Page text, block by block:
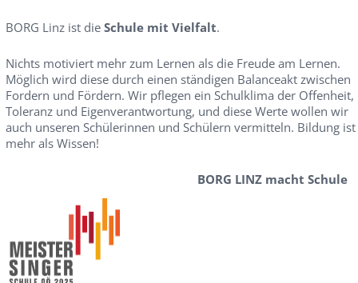
BORG Linz ist die Schule mit Vielfalt.
Nichts motiviert mehr zum Lernen als die Freude am Lernen.
Möglich wird diese durch einen ständigen Balanceakt zwischen
Fordern und Fördern. Wir pflegen ein Schulklima der Offenheit,
Toleranz und Eigenverantwortung, und diese Werte wollen wir
auch unseren Schülerinnen und Schülern vermitteln. Bildung ist
mehr als Wissen!
BORG LINZ macht Schule